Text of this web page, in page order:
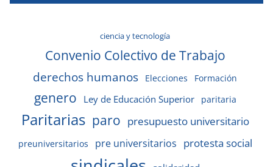
ciencia y tecnología
Convenio Colectivo de Trabajo
derechos humanos Elecciones Formación
genero Ley de Educación Superior paritaria
Paritarias paro presupuesto universitario
preuniversitarios pre universitarios protesta social